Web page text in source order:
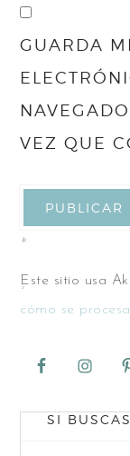
GUARDA
VEZ QUE
Este sitio usa
cómo se
SI